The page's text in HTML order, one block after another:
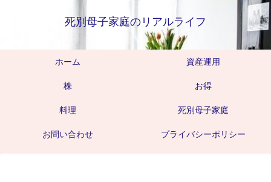
死別母子家庭のリアルライフ
ホーム 資産運用
株 お得
料理 死別母子家庭
お問い合わせ プライバシーポリシー